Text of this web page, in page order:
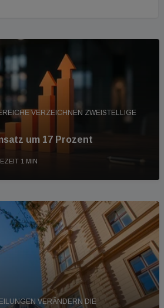
VERZEICHNEN ZWEISTELLIGE
um 17 Prozent
1 MIN
VERÄNDERN DIE